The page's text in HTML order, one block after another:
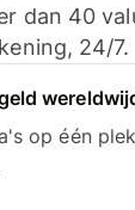
dan 40
24/7.
op één